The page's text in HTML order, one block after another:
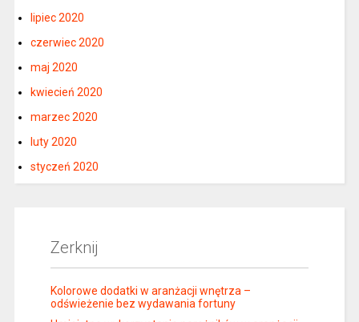
lipiec 2020
czerwiec 2020
maj 2020
kwiecień 2020
marzec 2020
luty 2020
styczeń 2020
Zerknij
Kolorowe dodatki w aranżacji wnętrza –
odświeżenie bez wydawania fortuny